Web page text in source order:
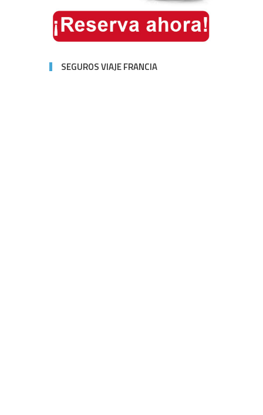
SEGUROS VIAJE FRANCIA